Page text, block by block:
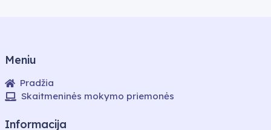
Meniu
Pradžia
Skaitmeninės mokymo priemonės
Informacija